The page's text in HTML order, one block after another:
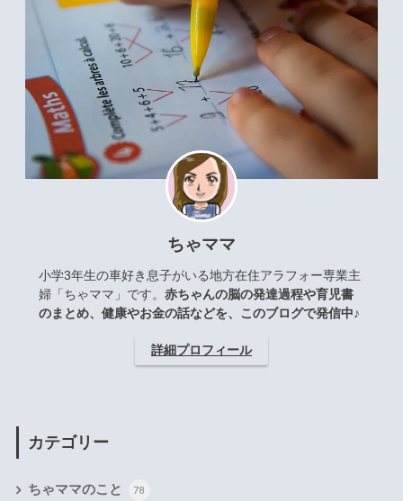
ちゃママ
小学3年生の車好き息子がいる地方在住アラフォー専業主
婦「ちゃママ」です。 赤ちゃんの脳の発達過程や育児書
のまとめ、健康やお金の話などを、このブログで発信中♪
詳細プロフィール
カテゴリー
ちゃママのこと 78